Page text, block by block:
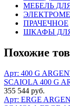
МЕБЕЛЬ
ПРАЧЕЧНОЕ
ШКАФЫ
Похожие
Арт: 400 G
SCAIOLA 400 G
355 544 руб.
Арт: ERGE